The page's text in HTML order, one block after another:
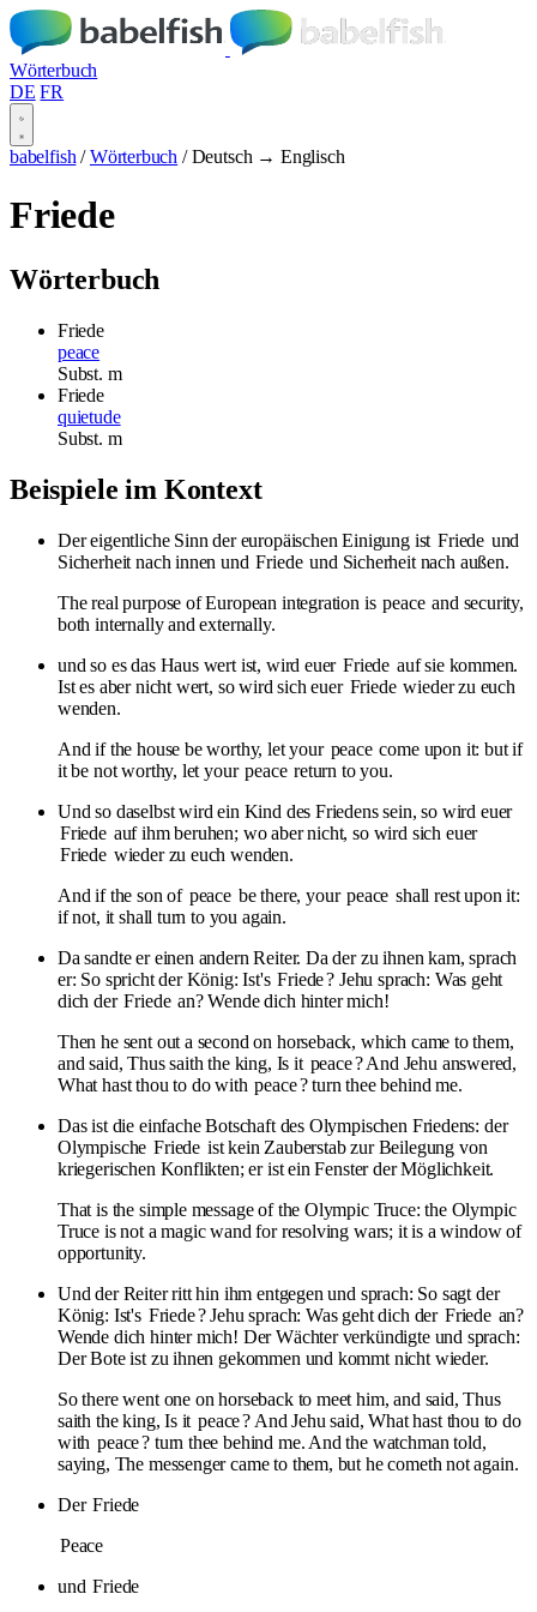
Wörterbuch
DE FR
babelfish / Wörterbuch / Deutsch → Englisch
Friede
Wörterbuch
Friede
peace
Subst. m
Friede
quietude
Subst. m
Beispiele im Kontext
Der eigentliche Sinn der europäischen Einigung ist Friede und
Sicherheit nach innen und Friede und Sicherheit nach außen.
The real purpose of European integration is peace and security,
both internally and externally.
und so es das Haus wert ist, wird euer Friede auf sie kommen.
Ist es aber nicht wert, so wird sich euer Friede wieder zu euch
wenden.
And if the house be worthy, let your peace come upon it: but if
it be not worthy, let your peace return to you.
Und so daselbst wird ein Kind des Friedens sein, so wird euer
Friede auf ihm beruhen; wo aber nicht, so wird sich euer
Friede wieder zu euch wenden.
And if the son of peace be there, your peace shall rest upon it:
if not, it shall turn to you again.
Da sandte er einen andern Reiter. Da der zu ihnen kam, sprach
er: So spricht der König: Ist's Friede? Jehu sprach: Was geht
dich der Friede an? Wende dich hinter mich!
Then he sent out a second on horseback, which came to them,
and said, Thus saith the king, Is it peace? And Jehu answered,
What hast thou to do with peace? turn thee behind me.
Das ist die einfache Botschaft des Olympischen Friedens: der
Olympische Friede ist kein Zauberstab zur Beilegung von
kriegerischen Konflikten; er ist ein Fenster der Möglichkeit.
That is the simple message of the Olympic Truce: the Olympic
Truce is not a magic wand for resolving wars; it is a window of
opportunity.
Und der Reiter ritt hin ihm entgegen und sprach: So sagt der
König: Ist's Friede? Jehu sprach: Was geht dich der Friede an?
Wende dich hinter mich! Der Wächter verkündigte und sprach:
Der Bote ist zu ihnen gekommen und kommt nicht wieder.
So there went one on horseback to meet him, and said, Thus
saith the king, Is it peace? And Jehu said, What hast thou to do
with peace? turn thee behind me. And the watchman told,
saying, The messenger came to them, but he cometh not again.
Der Friede
Peace
und Friede